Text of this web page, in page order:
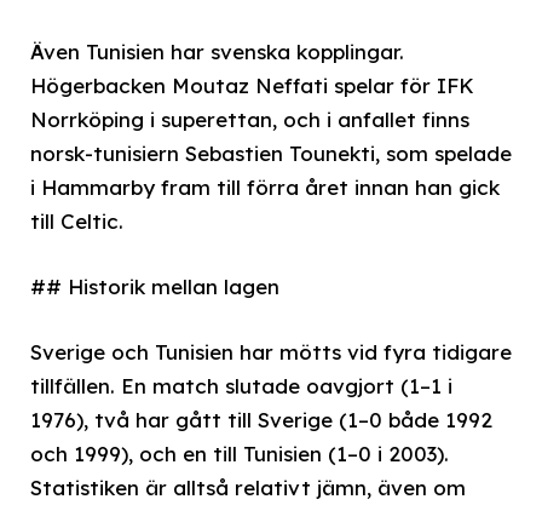
Även Tunisien har svenska kopplingar.
Högerbacken Moutaz Neffati spelar för IFK
Norrköping i superettan, och i anfallet finns
norsk-tunisiern Sebastien Tounekti, som spelade
i Hammarby fram till förra året innan han gick
till Celtic.
## Historik mellan lagen
Sverige och Tunisien har mötts vid fyra tidigare
tillfällen. En match slutade oavgjort (1–1 i
1976), två har gått till Sverige (1–0 både 1992
och 1999), och en till Tunisien (1–0 i 2003).
Statistiken är alltså relativt jämn, även om